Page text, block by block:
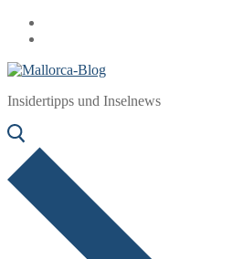
Zum
Inhalt
Menü
Schließen
Insidertipps und Inselnews